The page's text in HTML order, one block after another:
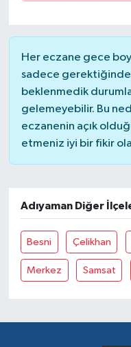
Her eczane gece
sadece gerektiğinde
beklenmedik
gelemeyebilir. Bu
eczanenin açık
etmeniz iyi bir fikir
Adıyaman Diğer
Besni Çelikhan
Merkez Samsat